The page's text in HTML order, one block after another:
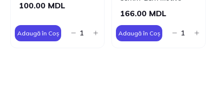
100.00 MDL
Adaugă în Coș
166.00 MDL
Adaugă în Coș